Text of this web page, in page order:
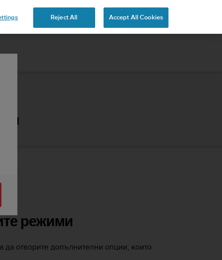
2.1
режими
да отворите допълнителни опции, които
Reject All Accept All Cookies